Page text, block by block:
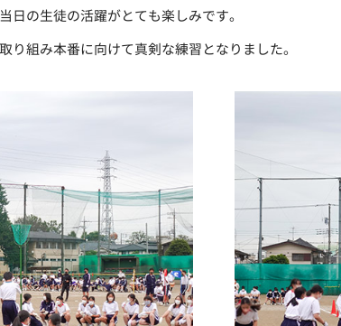
日の生徒の活躍がとても楽しみです。
り組み本番に向けて真剣な練習となりました。